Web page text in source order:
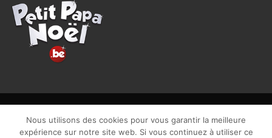
CGU| Vie privée| TVA : BE0840965749 | Site web réalisé par
Nous utilisons des cookies pour vous garantir la meilleure
expérience sur notre site web. Si vous continuez à utiliser ce